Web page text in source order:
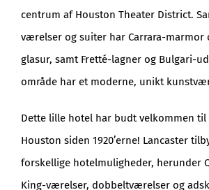
centrum af Houston Theater District.
værelser og suiter har Carrara-marmor
glasur, samt Fretté-lagner og Bulgari-
område har et moderne, unikt
Dette lille hotel har budt velkommen
Houston siden 1920’erne! Lancaster
forskellige hotelmuligheder, herunder
King-værelser, dobbeltværelser og